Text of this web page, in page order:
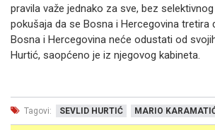
pravila važe jednako za sve, bez
pokušaja da se Bosna i Hercegovina tretira
Bosna i Hercegovina neće odustati od
Hurtić, saopćeno je iz njegovog kabineta.
Tagovi: SEVLID HURTIĆ MARIO